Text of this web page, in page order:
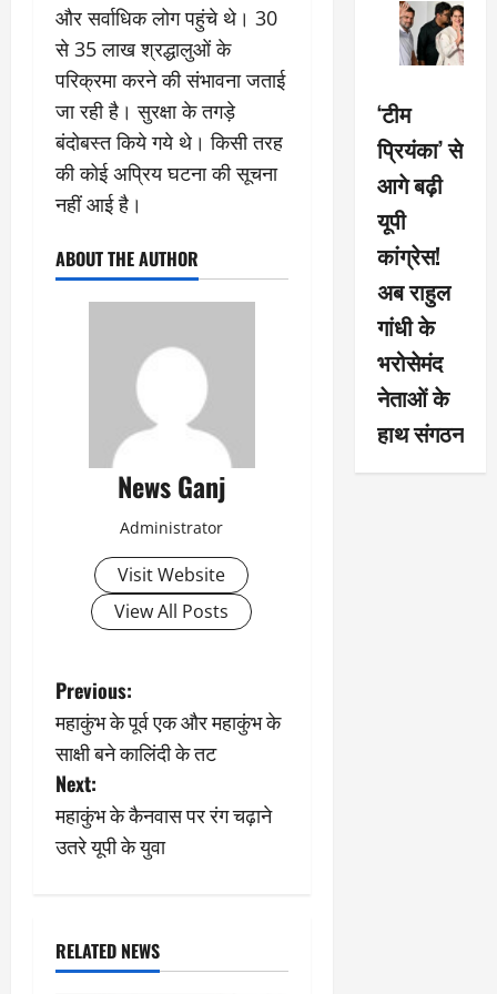
और सर्वाधिक लोग पहुंचे थे। 30
से 35 लाख श्रद्धालुओं के
परिक्रमा करने की संभावना जताई
जा रही है। सुरक्षा के तगड़े
बंदोबस्त किये गये थे। किसी तरह
की कोई अप्रिय घटना की सूचना
नहीं आई है।
ABOUT THE AUTHOR
News Ganj
Administrator
Visit Website
View All Posts
P
o
s
t
v
Previous:
महाकुंभ के पूर्व एक और महाकुंभ के
साक्षी बने कालिंदी के तट
Next:
महाकुंभ के कैनवास पर रंग चढ़ाने
उतरे यूपी के युवा
RELATED NEWS
‘टीम
प्रियंका’ से
आगे बढ़ी
यूपी
कांग्रेस!
अब राहुल
गांधी के
भरोसेमंद
नेताओं के
हाथ संगठन